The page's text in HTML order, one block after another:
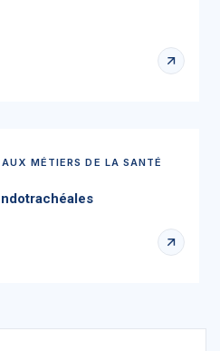
MÉTIERS DE LA SANTÉ